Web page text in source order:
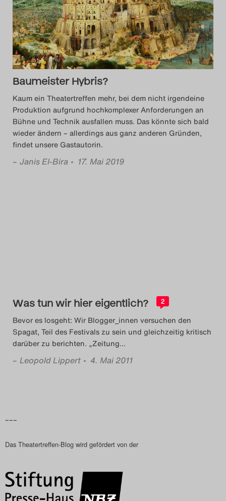
Das Theatertreffen-Blog
2014
Das Theatertreffen-Blog
2015
Das Theatertreffen-Blog
2016
Das Theatertreffen-Blog
Das Theatertreffen-Blog
2019
Das Theatertreffen-Blog
2020
Das Theatertreffen-Blog
2022
Das Theatertreffen-Blog
2023
Baumeister Hybris?
Kaum ein Theatertreffen mehr, bei dem nicht irgendeine
Produktion aufgrund hochkomplexer Anforderungen an
Bühne und Technik ausfallen muss. Das könnte sich bald
wieder ändern – allerdings aus ganz anderen Gründen,
findet unsere Gastautorin.
– Janis El-Bira • 17. Mai 2019
Was tun wir hier eigentlich? 2
Bevor es losgeht: Wir Blogger_innen versuchen den
Spagat, Teil des Festivals zu sein und gleichzeitig kritisch
darüber zu berichten. „Zeitung…
– Leopold Lippert • 4. Mai 2011
–––
Das Theatertreffen-Blog wird gefördert von der